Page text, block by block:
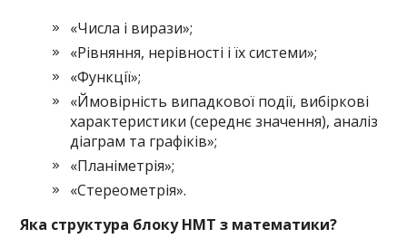
«Числа і вирази»;
«Рівняння, нерівності і їх системи»;
«Функції»;
«Ймовірність випадкової події, вибіркові
характеристики (середнє значення), аналіз
діаграм та графіків»;
«Планіметрія»;
«Стереометрія».
Яка структура блоку НМТ з математики?